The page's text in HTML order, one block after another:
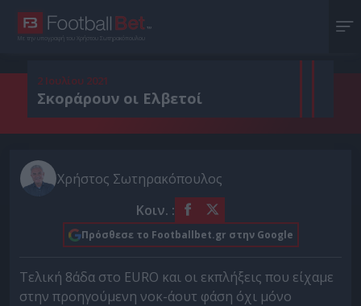
Με την υπογραφή του Χρήστου Σωτηρακόπουλου
2 Ιουλίου 2021
Σκοράρουν οι Ελβετοί
Χρήστος Σωτηρακόπουλος
Κοιν. :
Πρόσθεσε το Footballbet.gr στην Google
Τελική 8άδα στο EURO και οι εκπλήξεις που είχαμε
στην προηγούμενη νοκ-άουτ φάση όχι μόνο